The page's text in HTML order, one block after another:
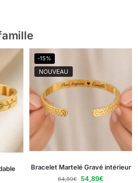
-15%
NOUVEAU
Bracelet Martelé Gravé intérieur
64,89€ 54,89€